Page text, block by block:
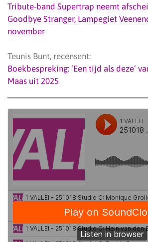
Tribute-band Supertrap neemt
Goodbye Stranger, Lampegiet
november
Teunis Bunt, recensent:
Boekbespreking: ‘Een tijd als deze’
Maas uit 2025